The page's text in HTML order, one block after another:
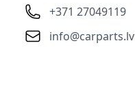
+371 27049119
info@carparts.lv